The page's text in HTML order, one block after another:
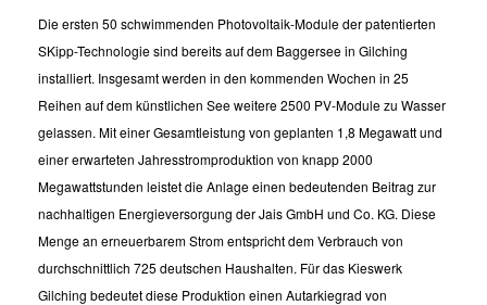
Die ersten 50 schwimmenden Photovoltaik-Module der patentierten
SKipp-Technologie sind bereits auf dem Baggersee in Gilching
installiert. Insgesamt werden in den kommenden Wochen in 25
Reihen auf dem künstlichen See weitere 2500 PV-Module zu Wasser
gelassen. Mit einer Gesamtleistung von geplanten 1,8 Megawatt und
einer erwarteten Jahresstromproduktion von knapp 2000
Megawattstunden leistet die Anlage einen bedeutenden Beitrag zur
nachhaltigen Energieversorgung der Jais GmbH und Co. KG. Diese
Menge an erneuerbarem Strom entspricht dem Verbrauch von
durchschnittlich 725 deutschen Haushalten. Für das Kieswerk
Gilching bedeutet diese Produktion einen Autarkiegrad von